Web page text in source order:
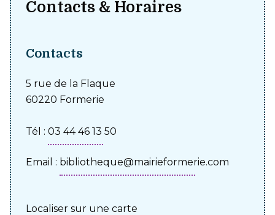
Contacts & Horaires
Contacts
5 rue de la Flaque
60220 Formerie
Tél : 03 44 46 13 50
Email : bibliotheque@mairieformerie.com
Localiser sur une carte